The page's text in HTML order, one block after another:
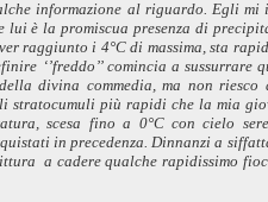
informazione al riguardo. Egli
lui è la promiscua presenza di
raggiunto i 4°Cdi massima, sta
‘’freddo’’ comincia a sussurrare
divina commedia, ma non riesco
stratocumuli più rapidi che la mia
scesa fino a 0°C con cielo
in precedenza. Dinnanzi a
a cadere qualche rapidissimo